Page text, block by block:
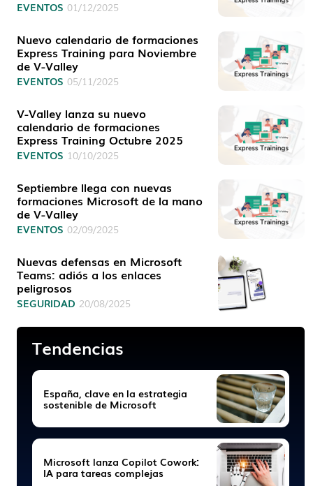
EVENTOS 01/12/2025
Nuevo calendario de formaciones
Express Training para Noviembre
de V-Valley
EVENTOS 05/11/2025
V-Valley lanza su nuevo
calendario de formaciones
Express Training Octubre 2025
EVENTOS 10/10/2025
Septiembre llega con nuevas
formaciones Microsoft de la mano
de V-Valley
EVENTOS 02/09/2025
Nuevas defensas en Microsoft
Teams: adiós a los enlaces
peligrosos
SEGURIDAD 20/08/2025
Tendencias
España, clave en la estrategia
sostenible de Microsoft
Microsoft lanza Copilot Cowork:
IA para tareas complejas